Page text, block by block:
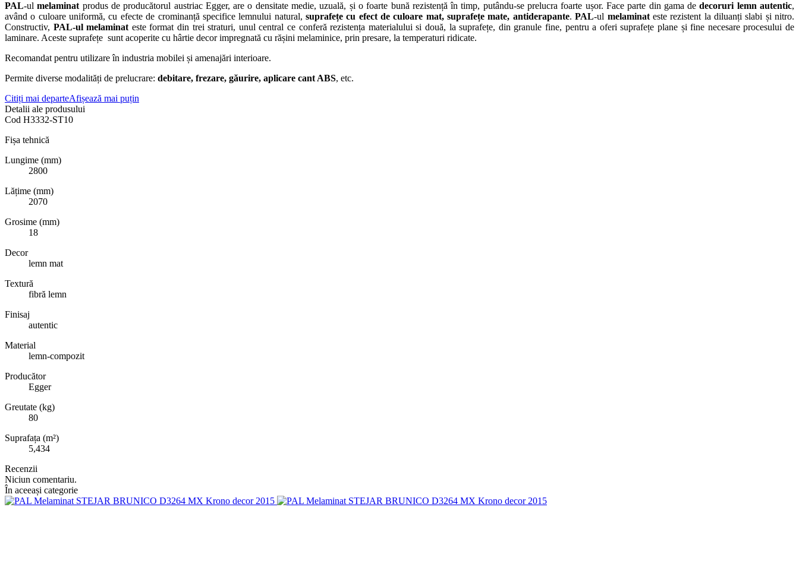
PAL-ulmelaminat produs de producătorul austriac Egger, are o densitate medie, uzuală, și o foarte bună rezistență în timp, putându-se prelucra foarte ușor. Face parte din gama dedecoruri lemn autentic,
având o culoare uniformă, cu efecte de crominanță specifice lemnului natural, suprafețe cu efect de culoare mat, suprafețe mate, antiderapante.PAL-ul melaminateste rezistent la diluanți slabi și nitro.
Constructiv, PAL-ul melaminat este format din trei straturi, unul central ce conferă rezistența materialului si două, la suprafețe, din granule fine, pentru a oferi suprafețe plane și fine necesare procesului de
laminare. Aceste suprafețe sunt acoperite cu hârtie decor impregnată cu rășini melaminice, prin presare, la temperaturi ridicate.
Recomandat pentru utilizare în industria mobilei și amenajări interioare.
Permite diverse modalități de prelucrare: debitare, frezare, găurire, aplicare cant ABS, etc.
Citiți mai departeAfișează mai puțin
Detalii ale produsului
Cod H3332-ST10
Fișa tehnică
Lungime (mm)
2800
Lățime (mm)
2070
Grosime (mm)
18
Decor
lemn mat
Textură
fibră lemn
Finisaj
autentic
Material
lemn-compozit
Producător
Egger
Greutate (kg)
80
Suprafața (m²)
5,434
Recenzii
Niciun comentariu.
În aceeași categorie